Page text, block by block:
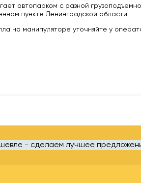
автопарком с разной
пункте Ленинградской области.
на манипуляторе уточняйте у
- сделаем лучшее